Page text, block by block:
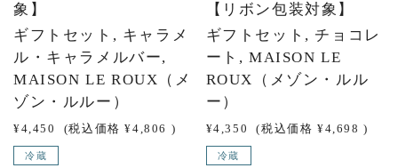
象】
ギフトセット, キャラメ
ル・キャラメルバー,
MAISON LE ROUX（メ
ゾン・ルルー）
¥4,450 (税込価格 ¥4,806 )
冷蔵
【リボン包装対象】
ギフトセット, チョコレ
ート, MAISON LE
ROUX（メゾン・ルル
ー）
¥4,350 (税込価格 ¥4,698 )
冷蔵